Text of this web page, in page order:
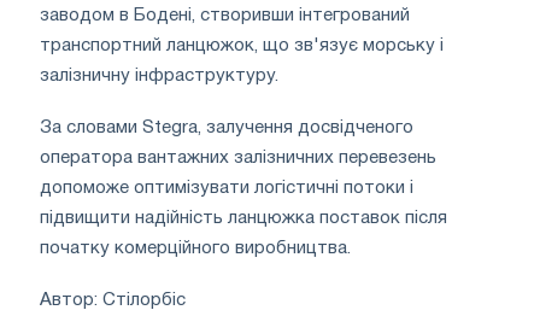
заводом в Бодені, створивши інтегрований
транспортний ланцюжок, що зв'язує морську і
залізничну інфраструктуру.
За словами Stegra, залучення досвідченого
оператора вантажних залізничних перевезень
допоможе оптимізувати логістичні потоки і
підвищити надійність ланцюжка поставок після
початку комерційного виробництва.
Автор: Стілорбіс